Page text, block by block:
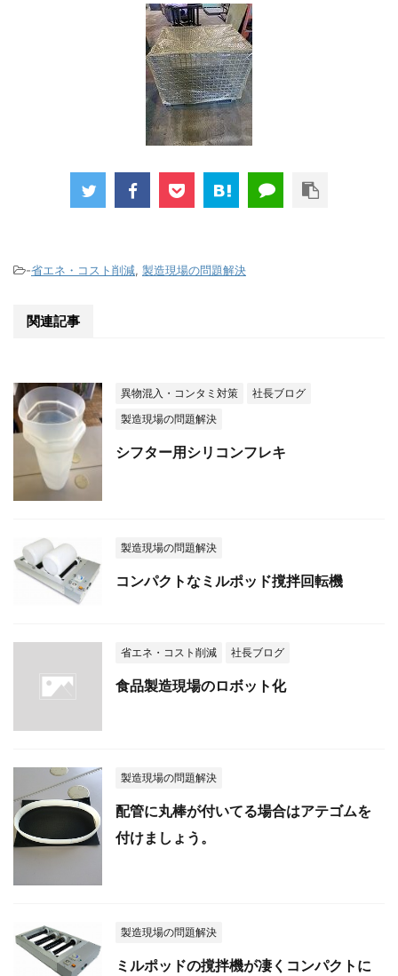
-省エネ・コスト削減, 製造現場の問題解決
関連記事
異物混入・コンタミ対策
社長ブログ
製造現場の問題解決
シフター用シリコンフレキ
製造現場の問題解決
コンパクトなミルポッド撹拌回転機
省エネ・コスト削減 社長ブログ
食品製造現場のロボット化
製造現場の問題解決
配管に丸棒が付いてる場合はアテゴムを
付けましょう。
製造現場の問題解決
ミルポッドの撹拌機が凄くコンパクトに